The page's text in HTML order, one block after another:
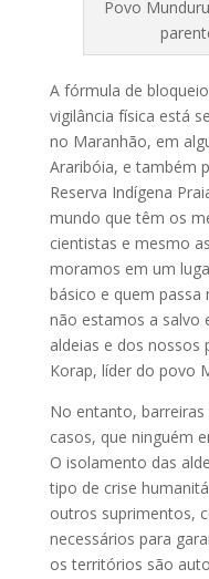
Povo
A fórmula de
vigilância física está
no Maranhão, em
Araribóia, e também
Reserva Indígena
mundo que têm os
cientistas e mesmo
moramos em um
básico e quem passa
não estamos a salvo
aldeias e dos nossos
Korap, líder do povo
No entanto,
casos, que ninguém
O isolamento das
tipo de crise
outros suprimentos,
necessários para
os territórios são